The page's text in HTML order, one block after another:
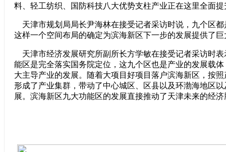
料、轻工纺织、国防科技八大优势支柱产业正在这里全面提
天津市规划局局长尹海林在接受记者采访时说，九个区
这样一个空间布局的确定为滨海新区下一步的发展提供了
天津市经济发展研究所副所长方学敏在接受记者采访时
能区是完全落实国务院定位，这九个区也是产业的发展载
大主导产业的发展。随着大项目好项目落户滨海新区，按
形成了产业集群，带动了中心城区、区县以及环渤海地区
展。滨海新区九大功能区的发展直接推动了天津未来的经济